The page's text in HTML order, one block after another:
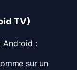
TV)
Android :
sur un